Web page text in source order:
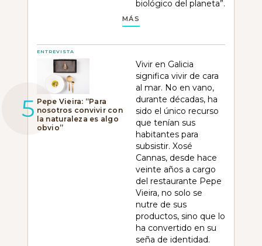
biológico del planeta”.
MÁS
ENTREVISTA
Pepe Vieira: “Para
nosotros convivir con
la naturaleza es algo
obvio”
Vivir en Galicia
significa vivir de cara
al mar. No en vano,
durante décadas, ha
sido el único recurso
que tenían sus
habitantes para
subsistir. Xosé
Cannas, desde hace
veinte años a cargo
del restaurante Pepe
Vieira, no solo se
nutre de sus
productos, sino que lo
ha convertido en su
seña de identidad.